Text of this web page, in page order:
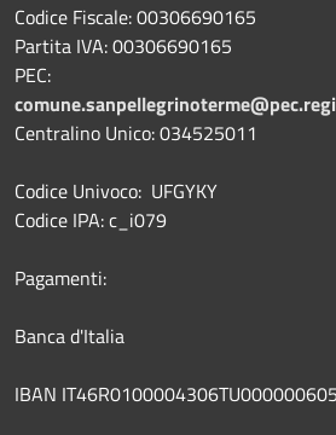
Codice Fiscale: 00306690165
Partita IVA: 00306690165
PEC:
Centralino Unico: 034525011
Codice Univoco: UFGYKY
Codice IPA: c_i079
Pagamenti:
Banca d'Italia
IBAN